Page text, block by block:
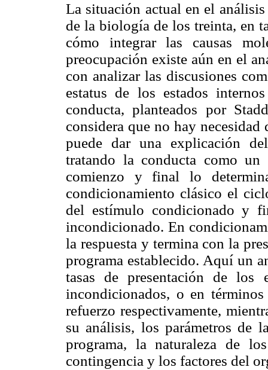
La situación actual en el
de la biología de los treinta, en
cómo integrar las causas
preocupación existe aún en el
con analizar las discusiones
estatus de los estados
conducta, planteados por
considera que no hay necesidad
puede dar una explicación
tratando la conducta como
comienzo y final lo
condicionamiento clásico el
del estímulo condicionado y
incondicionado. En
la respuesta y termina con la
programa establecido. Aquí un
tasas de presentación de los
incondicionados, o en
refuerzo respectivamente,
su análisis, los parámetros de
programa, la naturaleza de
contingencia y los factores del